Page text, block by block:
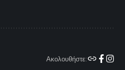
Ακολουθήστε: